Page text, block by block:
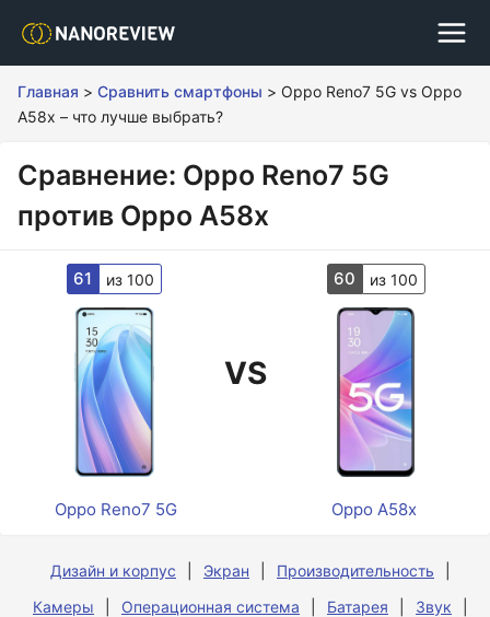
Главная > Сравнить смартфоны > Oppo Reno7 5G vs Oppo
A58x – что лучше выбрать?
Сравнение: Oppo Reno7 5G
против Oppo A58x
61 из 100
VS
60 из 100
Oppo Reno7 5G Oppo A58x
Дизайн и корпус Экран
Производительность
Камеры
Операционная система Батарея
Звук